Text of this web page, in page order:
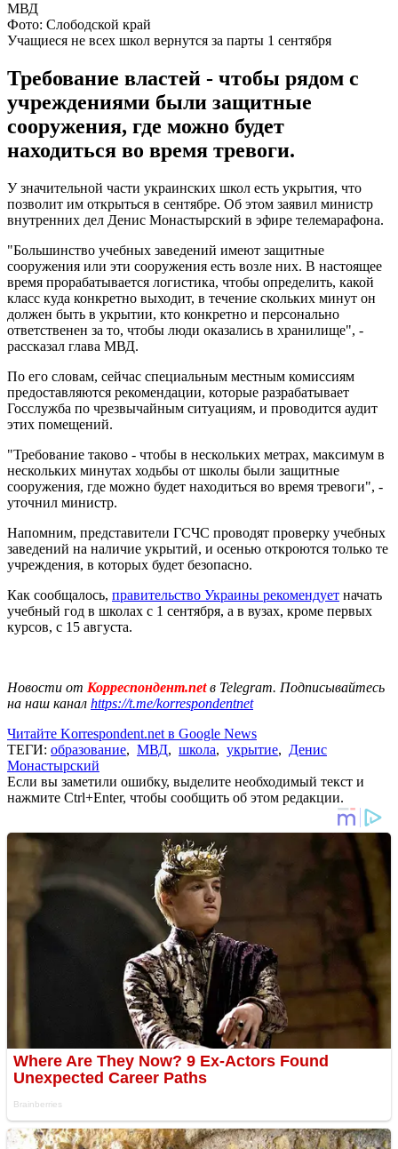
Фото: Слободской край
Учащиеся не всех школ вернутся за парты 1 сентября
Требование властей - чтобы рядом с
учреждениями были защитные
сооружения, где можно будет
находиться во время тревоги.
У значительной части украинских школ есть укрытия, что
позволит им открыться в сентябре. Об этом заявил министр
внутренних дел Денис Монастырский в эфире телемарафона.
"Большинство учебных заведений имеют защитные
сооружения или эти сооружения есть возле них. В настоящее
время прорабатывается логистика, чтобы определить, какой
класс куда конкретно выходит, в течение скольких минут он
должен быть в укрытии, кто конкретно и персонально
ответственен за то, чтобы люди оказались в хранилище", -
рассказал глава МВД.
По его словам, сейчас специальным местным комиссиям
предоставляются рекомендации, которые разрабатывает
Госслужба по чрезвычайным ситуациям, и проводится аудит
этих помещений.
"Требование таково - чтобы в нескольких метрах, максимум в
нескольких минутах ходьбы от школы были защитные
сооружения, где можно будет находиться во время тревоги", -
уточнил министр.
Напомним, представители ГСЧС проводят проверку учебных
заведений на наличие укрытий, и осенью откроются только те
учреждения, в которых будет безопасно.
Как сообщалось, правительство Украины рекомендует начать
учебный год в школах с 1 сентября, а в вузах, кроме первых
курсов, с 15 августа.
Новости от Корреспондент.netв Telegram. Подписывайтесь
на наш канал https://t.me/korrespondentnet
Читайте Korrespondent.net в Google News
ТЕГИ: образование, МВД, школа, укрытие, Денис
Монастырский
Если вы заметили ошибку, выделите необходимый текст и
нажмите Ctrl+Enter, чтобы сообщить об этом редакции.